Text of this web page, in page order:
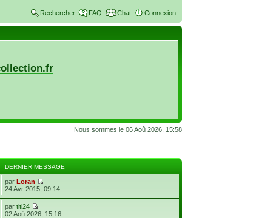
Rechercher FAQ Chat Connexion
Nous sommes le 06 Aoû 2026, 15:58
DERNIER MESSAGE
parLoran
24 Avr 2015, 09:14
partiti24
02 Aoû 2026, 15:16